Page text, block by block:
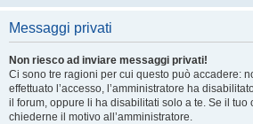
Messaggi privati
Non riesco ad inviare messaggi privati!
Ci sono tre ragioni per cui questo può accadere:
effettuato l’accesso, l’amministratore ha
il forum, oppure li ha disabilitati solo a te. Se il tuo
chiederne il motivo all’amministratore.